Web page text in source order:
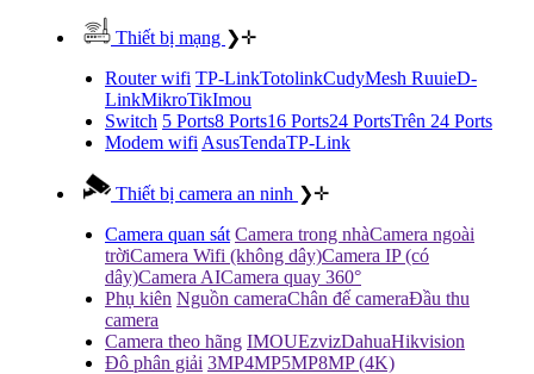
Thiết bị mạng ❯✛
Router wifi TP-LinkTotolinkCudyMesh RuuieD-
LinkMikroTikImou
Switch 5 Ports8 Ports16 Ports24 PortsTrên 24 Ports
Modem wifi AsusTendaTP-Link
Thiết bị camera an ninh ❯✛
Camera quan sát Camera trong nhàCamera ngoài
trờiCamera Wifi (không dây)Camera IP (có
dây)Camera AICamera quay 360°
Phụ kiên Nguồn cameraChân đế cameraĐầu thu
camera
Camera theo hãng IMOUEzvizDahuaHikvision
Đô phân giải 3MP4MP5MP8MP (4K)